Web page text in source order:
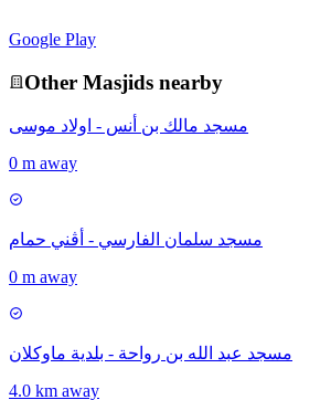
Google Play
Other Masjids nearby
مسجد مالك بن أنس - اولاد موسى
0 m away
مسجد سلمان الفارسي - أڨني حمام
0 m away
مسجد عبد الله بن رواحة - بلدية ماوكلان
4.0 km away